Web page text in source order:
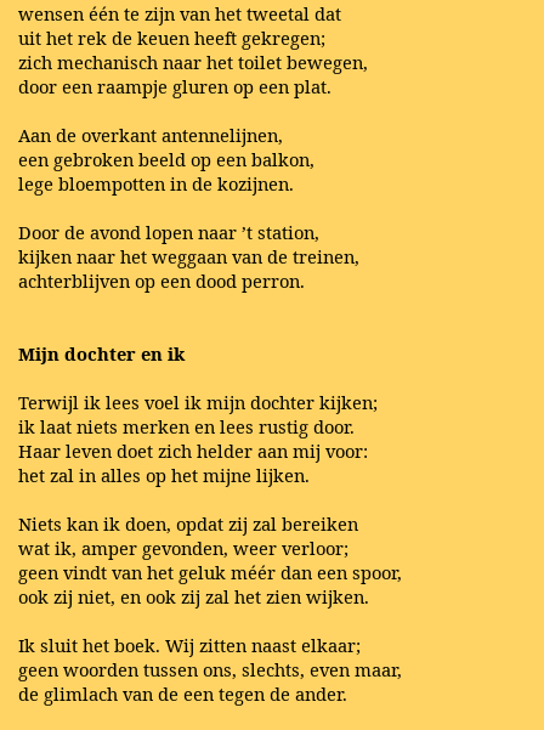
wensen één te zijn van het tweetal dat
uit het rek de keuen heeft gekregen;
zich mechanisch naar het toilet bewegen,
door een raampje gluren op een plat.
Aan de overkant antennelijnen,
een gebroken beeld op een balkon,
lege bloempotten in de kozijnen.
Door de avond lopen naar ’t station,
kijken naar het weggaan van de treinen,
achterblijven op een dood perron.
Mijn dochter en ik
Terwijl ik lees voel ik mijn dochter kijken;
ik laat niets merken en lees rustig door.
Haar leven doet zich helder aan mij voor:
het zal in alles op het mijne lijken.
Niets kan ik doen, opdat zij zal bereiken
wat ik, amper gevonden, weer verloor;
geen vindt van het geluk méér dan een spoor,
ook zij niet, en ook zij zal het zien wijken.
Ik sluit het boek. Wij zitten naast elkaar;
geen woorden tussen ons, slechts, even maar,
de glimlach van de een tegen de ander.